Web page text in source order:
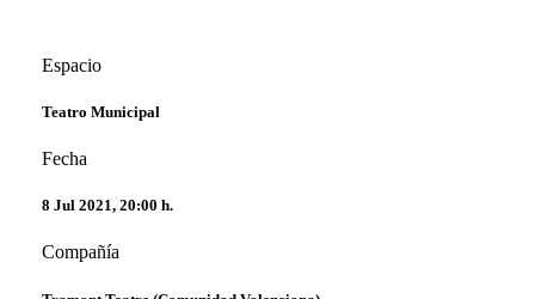
Espacio
Teatro Municipal
Fecha
8 Jul 2021, 20:00 h.
Compañía